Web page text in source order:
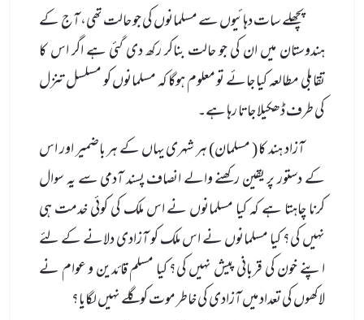
پچھلے سات دہائیوں سے مسلمانوں کی جو حالت تھی، آج کے
ہندوستان میں ان کی جو حالت بناکر رکھ دی گئی ہے اگر اس کا
تقابلی مطالعہ کیا جائے تو معلوم ہوگا کہ مسلمانوں کو مسلسل تنزل
کی طرف ڈھکیلا جاتا رہا ہے۔
آزاد ہند کا ( مسلمان) ہر شہری یہاں کے ہر باضمیر اور اس
کے دستور پر یقین رکھنے والے انصاف پسند آدمی سے یہ سوال
کرنا چاہتا ہے کہ کیا مسلمانوں نے اس ملک کی کوئی خدمت ہی
نہیں کی؟ کیا مسلمانوں نے اس ملک کو آزادی دلانے کے لئے
اپنے خون کی قربانی پیش نہیں کی؟ کیا مسلم قائدین و عوام نے
لاکھوں کی تعداد میں آزادی کی خاطر موت کو گلے نہیں لگایا؟